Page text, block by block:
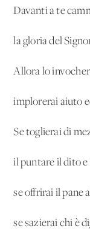
Davanti a te
la gloria del
Allora lo
implorerai aiuto
Se toglierai di
il puntare il dito
se offrirai il pane
se sazierai chi è